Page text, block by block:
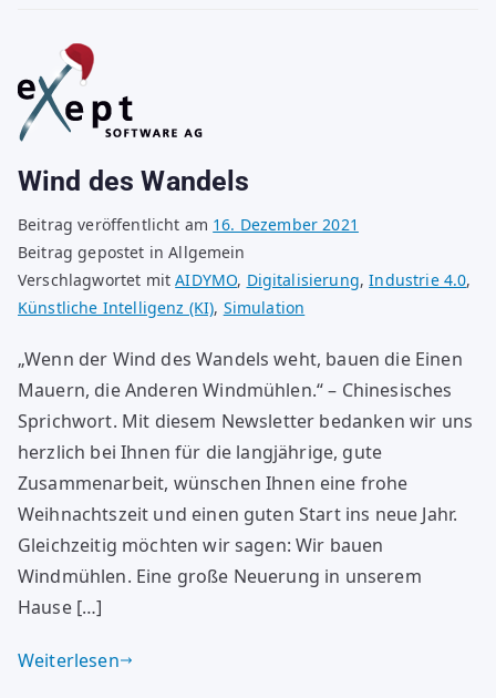
Wind des Wandels
Beitrag veröffentlicht am 16. Dezember 2021
Beitrag gepostet in Allgemein
Verschlagwortet mitAIDYMO, Digitalisierung,Industrie 4.0,
Künstliche Intelligenz (KI), Simulation
„Wenn der Wind des Wandels weht, bauen die Einen
Mauern, die Anderen Windmühlen.“ – Chinesisches
Sprichwort. Mit diesem Newsletter bedanken wir uns
herzlich bei Ihnen für die langjährige, gute
Zusammenarbeit, wünschen Ihnen eine frohe
Weihnachtszeit und einen guten Start ins neue Jahr.
Gleichzeitig möchten wir sagen: Wir bauen
Windmühlen. Eine große Neuerung in unserem
Hause […]
Weiterlesen